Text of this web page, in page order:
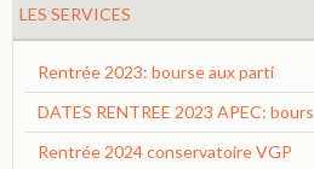
LES SERVICES
Rentrée 2023: bourse aux parti
DATES RENTREE 2023 APEC: bours
Rentrée 2024 conservatoire VGP